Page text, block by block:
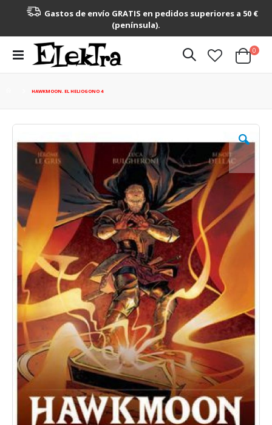
Gastos de envío GRATIS en pedidos superiores a 50 €
(península).
Toggle
Nav
Cart
0
HAWKMOON. EL HELIOGONO 4
Saltar
al
final
la
galería
imágenes